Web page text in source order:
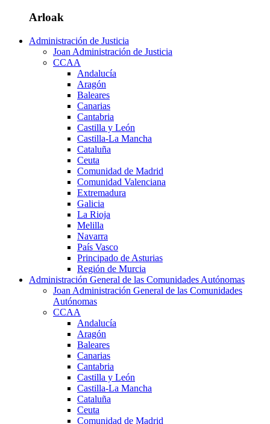
Arloak
Administración de Justicia
Joan Administración de Justicia
CCAA
Andalucía
Aragón
Baleares
Canarias
Cantabria
Castilla y León
Castilla-La Mancha
Cataluña
Ceuta
Comunidad de Madrid
Comunidad Valenciana
Extremadura
Galicia
La Rioja
Melilla
Navarra
País Vasco
Principado de Asturias
Región de Murcia
Administración General de las Comunidades Autónomas
Joan Administración General de las Comunidades
Autónomas
CCAA
Andalucía
Aragón
Baleares
Canarias
Cantabria
Castilla y León
Castilla-La Mancha
Cataluña
Ceuta
Comunidad de Madrid